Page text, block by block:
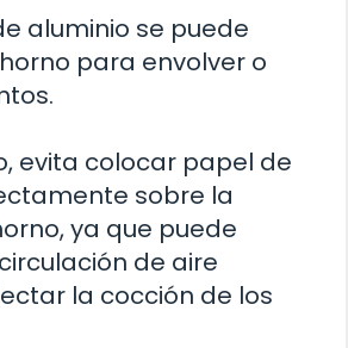
aluminio se puede
para envolver o
evita colocar papel de
sobre la
ya que puede
de aire
la cocción de los